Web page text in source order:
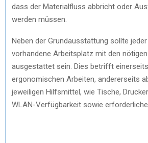
dass der Materialfluss abbricht oder
werden müssen.
Neben der Grundausstattung sollte
vorhandene Arbeitsplatz mit den
ausgestattet sein. Dies betrifft
ergonomischen Arbeiten, andererseits
jeweiligen Hilfsmittel, wie Tische,
WLAN-Verfügbarkeit sowie